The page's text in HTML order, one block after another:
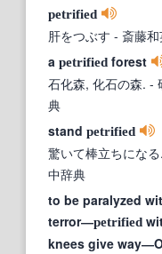
petrified
肝をつぶす - 斎藤
a petrified forest
石化森, 化石の森. -
典
stand petrified
驚いて棒立ちになる.
中辞典
to be paralyzed
terror―petrified
knees give